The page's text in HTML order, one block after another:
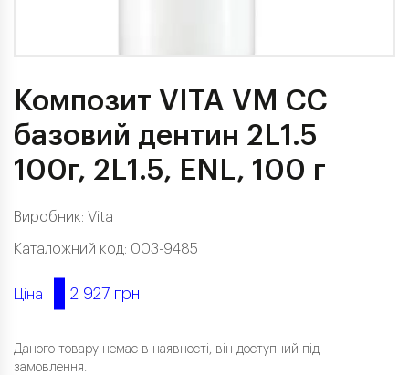
Композит VITA VM CC
базовий дентин 2L1.5
100г, 2L1.5, ENL, 100 г
Виробник: Vita
Каталожний код: 003-9485
Ціна 2 927 грн
Даного товару немає в наявності, він доступний під
замовлення.